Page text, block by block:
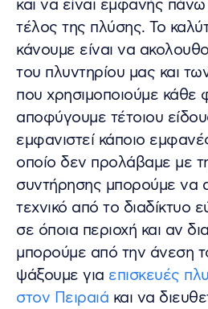
και να είναι εμφανής
τέλος της πλύσης. Το
κάνουμε είναι να
του πλυντηρίου μας και
που χρησιμοποιούμε κάθε
αποφύγουμε τέτοιου
εμφανιστεί κάποιο
οποίο δεν προλάβαμε με
συντήρησης μπορούμε να
τεχνικό από το διαδίκτυο
σε όποια περιοχή και αν
μπορούμε από την άνεση
ψάξουμε για επισκευές
στον Πειραιά και να